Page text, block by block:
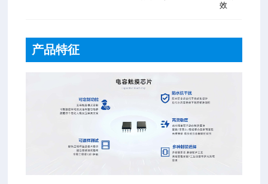
效
产品特征